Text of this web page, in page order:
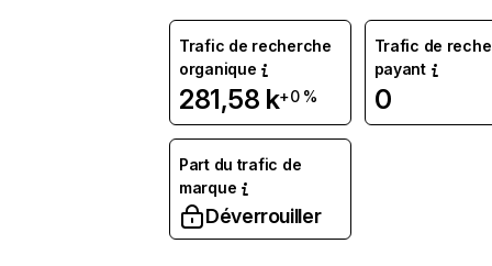
Trafic de recherche
organique
281,58 k+0 %
Trafic de
payant
0
Part du trafic de
marque
Déverrouiller